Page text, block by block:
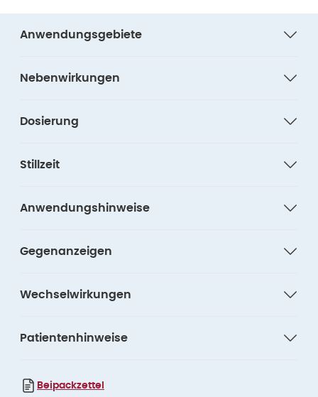
Anwendungsgebiete
Nebenwirkungen
Dosierung
Stillzeit
Anwendungshinweise
Gegenanzeigen
Wechselwirkungen
Patientenhinweise
Beipackzettel